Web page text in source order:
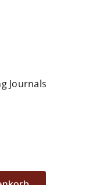
Journals